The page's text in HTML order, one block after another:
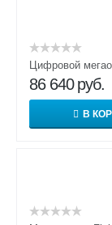
Цифровой
86 640 руб.
В